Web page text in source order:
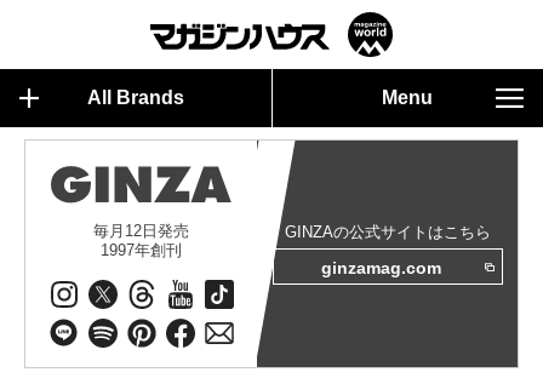
All Brands Menu
毎月12日発売
1997年創刊
GINZAの公式サイトはこちら
ginzamag.com